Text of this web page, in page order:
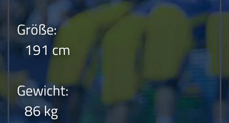
Größe:
191 cm
Gewicht:
86 kg